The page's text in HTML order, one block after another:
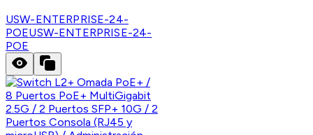
USW-ENTERPRISE-24-
POEUSW-ENTERPRISE-24-
POE